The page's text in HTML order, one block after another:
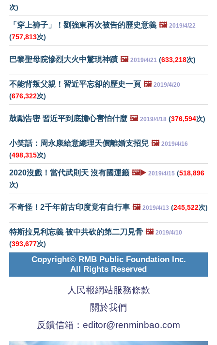
次)
「穿上褲子」！劉強東再次被告的歷史意義 🖼️ 2019/4/22
(757,813次)
巴黎聖母院慘烈大火中驚現神蹟 🖼️ 2019/4/21 (633,218次)
不能背叛父親！習近平忘卻的歷史一頁 🖼️ 2019/4/20
(676,322次)
鼓勵告密 習近平到底擔心害怕什麼 🖼️ 2019/4/18 (376,594次)
小笑話：周永康給意總理天價離婚支招兒 🖼️ 2019/4/16
(498,315次)
2020沒戲！當代武則天 沒有國運籤 🖼️▶️ 2019/4/15 (518,896
次)
不奇怪！2千年前古印度竟有自行車 🖼️ 2019/4/13 (245,522次)
特斯拉見利忘義 被中共砍的第二刀見骨 🖼️ 2019/4/10
(393,677次)
Copyright© RMB Public Foundation Inc.
All Rights Reserved
人民報網站服務條款
關於我們
反饋信箱： editor@renminbao.com